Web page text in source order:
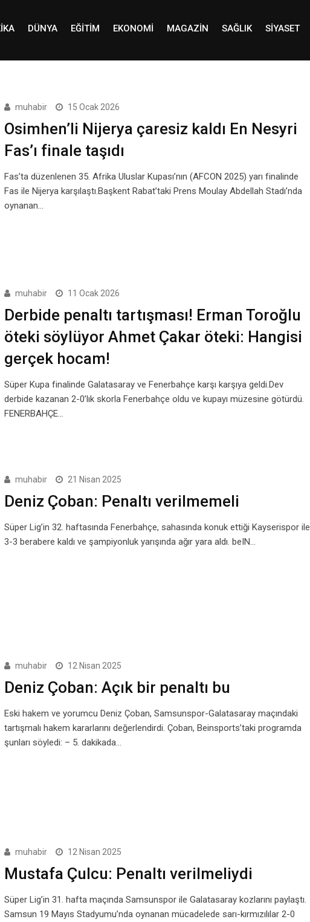
DÜNYA EĞITIM EKONOMI MAGAZIN SAĞLIK SIYASET
muhabir 15 Ocak 2026
Osimhen’li Nijerya çaresiz kaldı En Nesyri
Fas’ı finale taşıdı
Fas’ta düzenlenen 35. Afrika Uluslar Kupası’nın (AFCON 2025) yarı finalinde
Fas ile Nijerya karşılaştı.Başkent Rabat’taki Prens Moulay Abdellah Stadı’nda
oynanan…
muhabir 11 Ocak 2026
Derbide penaltı tartışması! Erman Toroğlu
öteki söylüyor Ahmet Çakar öteki: Hangisi
gerçek hocam!
Süper Kupa finalinde Galatasaray ve Fenerbahçe karşı karşıya geldi.Dev
derbide kazanan 2-0’lık skorla Fenerbahçe oldu ve kupayı müzesine götürdü.
FENERBAHÇE…
muhabir 21 Nisan 2025
Deniz Çoban: Penaltı verilmemeli
Süper Lig’in 32. haftasında Fenerbahçe, sahasında konuk ettiği Kayserispor ile
3-3 berabere kaldı ve şampiyonluk yarışında ağır yara aldı. beIN…
muhabir 12 Nisan 2025
Deniz Çoban: Açık bir penaltı bu
Eski hakem ve yorumcu Deniz Çoban, Samsunspor-Galatasaray maçındaki
tartışmalı hakem kararlarını değerlendirdi. Çoban, Beinsports’taki programda
şunları söyledi: – 5. dakikada…
muhabir 12 Nisan 2025
Mustafa Çulcu: Penaltı verilmeliydi
Süper Lig’in 31. hafta maçında Samsunspor ile Galatasaray kozlarını paylaştı.
Samsun 19 Mayıs Stadyumu’nda oynanan mücadelede sarı-kırmızılılar 2-0